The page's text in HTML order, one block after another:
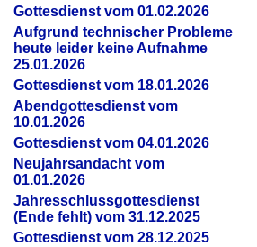
Gottesdienst vom 01.02.2026
Aufgrund technischer Probleme
heute leider keine Aufnahme
25.01.2026
Gottesdienst vom 18.01.2026
Abendgottesdienst vom
10.01.2026
Gottesdienst vom 04.01.2026
Neujahrsandacht vom
01.01.2026
Jahresschlussgottesdienst
(Ende fehlt) vom 31.12.2025
Gottesdienst vom 28.12.2025